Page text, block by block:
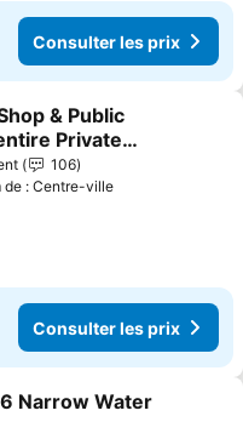
Consulter les prix
à mes favoris
& Public
Private
106
de : Centre-ville
Consulter les prix
à mes favoris
Narrow Water